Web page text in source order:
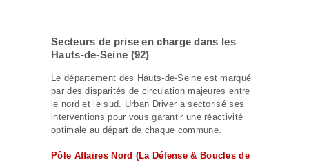
Secteurs de prise en charge dans les
Hauts-de-Seine (92)
Le département des Hauts-de-Seine est marqué
par des disparités de circulation majeures entre
le nord et le sud. Urban Driver a sectorisé ses
interventions pour vous garantir une réactivité
optimale au départ de chaque commune.
Pôle Affaires Nord (La Défense & Boucles de